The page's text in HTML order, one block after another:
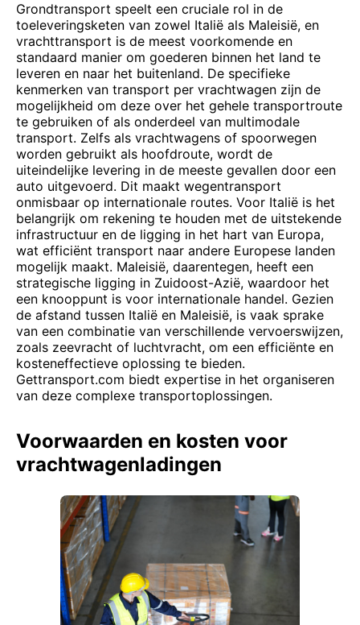
Grondtransport speelt een cruciale rol in de
toeleveringsketen van zowel Italië als Maleisië, en
vrachttransport is de meest voorkomende en
standaard manier om goederen binnen het land te
leveren en naar het buitenland. De specifieke
kenmerken van transport per vrachtwagen zijn de
mogelijkheid om deze over het gehele transportroute
te gebruiken of als onderdeel van multimodale
transport. Zelfs als vrachtwagens of spoorwegen
worden gebruikt als hoofdroute, wordt de
uiteindelijke levering in de meeste gevallen door een
auto uitgevoerd. Dit maakt wegentransport
onmisbaar op internationale routes. Voor Italië is het
belangrijk om rekening te houden met de uitstekende
infrastructuur en de ligging in het hart van Europa,
wat efficiënt transport naar andere Europese landen
mogelijk maakt. Maleisië, daarentegen, heeft een
strategische ligging in Zuidoost-Azië, waardoor het
een knooppunt is voor internationale handel. Gezien
de afstand tussen Italië en Maleisië, is vaak sprake
van een combinatie van verschillende vervoerswijzen,
zoals zeevracht of luchtvracht, om een efficiënte en
kosteneffectieve oplossing te bieden.
Gettransport.com biedt expertise in het organiseren
van deze complexe transportoplossingen.
Voorwaarden en kosten voor
vrachtwagenladingen